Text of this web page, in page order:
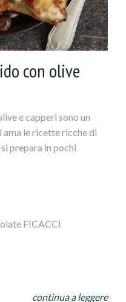
strizzato sale e pepe,
il composto. Se dovesse
del pangrattato.
e unitele al composto,
su un foglio di
Fate scaldare l` olio in
il polpettone su tutti i
raffreddare.
la pasta di pane su
infarinato allo
ilpolpettone e
decorazioni e
il tutto con il
circa. Sfornate e
con olive a
con olive
e capperi sono un
le ricette ricche di
prepara in pochi
FICACCI
continua a leggere